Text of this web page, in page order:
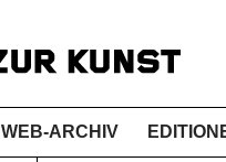
WEB-ARCHIV